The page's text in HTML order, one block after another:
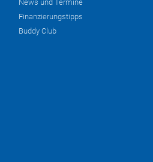
News und Termine
Finanzierungstipps
Buddy Club